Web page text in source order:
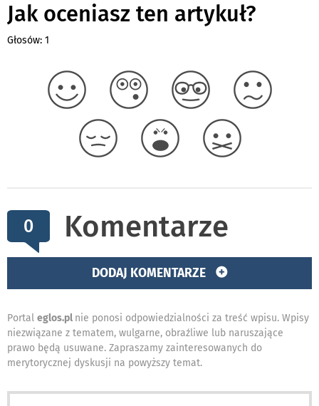
Jak oceniasz ten artykuł?
Głosów: 1
0 Komentarze
DODAJ KOMENTARZE
Portal eglos.pl nie ponosi odpowiedzialności za treść wpisu. Wpisy
niezwiązane z tematem, wulgarne, obraźliwe lub naruszające
prawo będą usuwane. Zapraszamy zainteresowanych do
merytorycznej dyskusji na powyższy temat.